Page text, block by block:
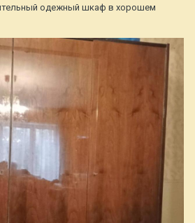
одежный шкаф в хорошем